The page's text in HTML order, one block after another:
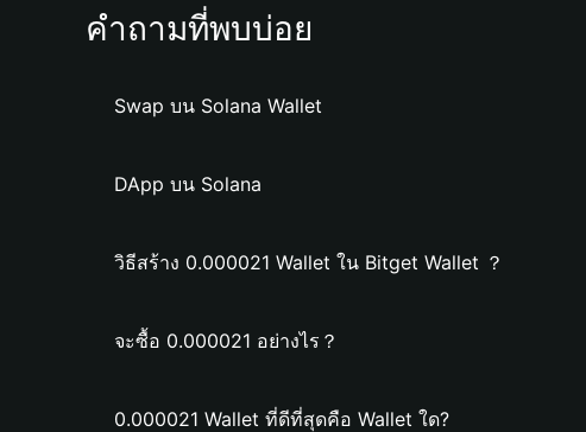
คำถามที่พบบ่อย
Swap บน Solana Wallet
DApp บน Solana
วิธีสร้าง 0.000021 Wallet ใน Bitget Wallet ？
จะซื้อ 0.000021 อย่างไร？
0.000021 Wallet ที่ดีที่สุดคือ Wallet ใด?